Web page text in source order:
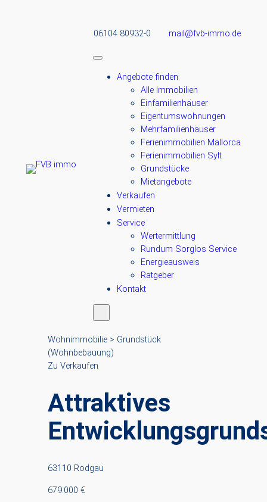
06104 80932-0 mail@fvb-immo.de
Angebote finden
Alle Immobilien
Einfamilienhäuser
Eigentumswohnungen
Mehrfamilienhäuser
Ferienimmobilien Mallorca
Ferienimmobilien Sylt
Grundstücke
Mietangebote
Verkaufen
Vermieten
Service
Wertermittlung
Rundum Sorglos Service
Energieausweis
Ratgeber
Kontakt
Wohnimmobilie > Grundstück
(Wohnbebauung)
Zu Verkaufen
Attraktives
63110 Rodgau
679.000 €